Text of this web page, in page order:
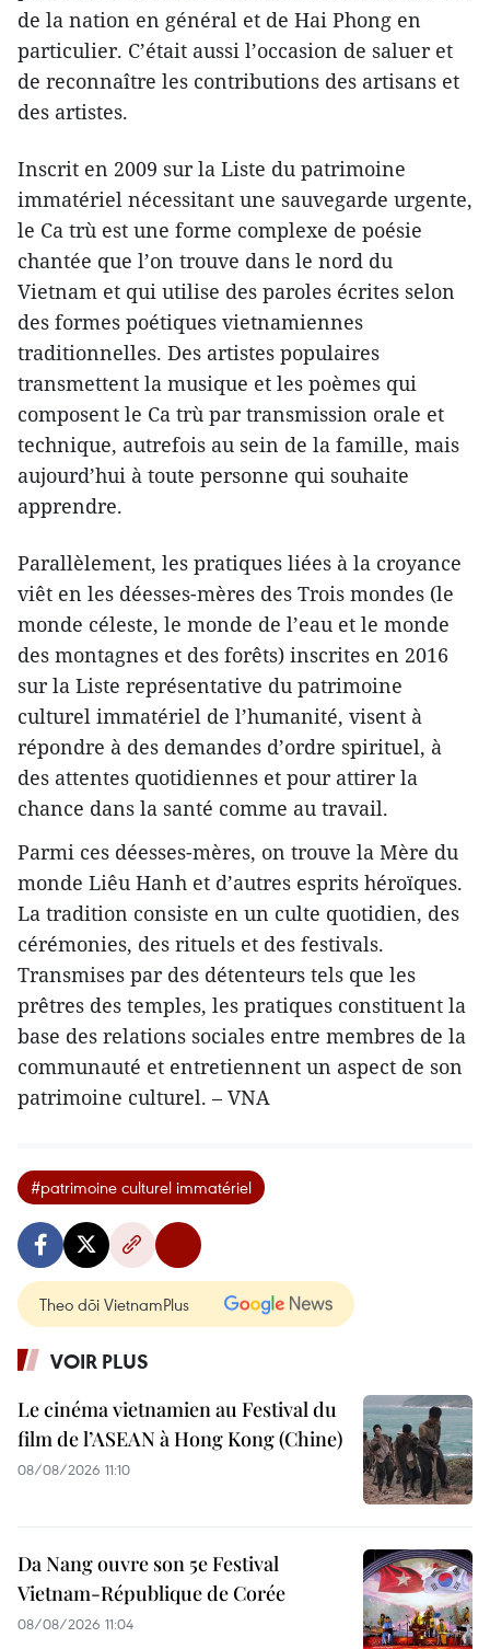
de la nation en général et de Hai Phong en
particulier. C’était aussi l’occasion de saluer et
de reconnaître les contributions des artisans et
des artistes.
Inscrit en 2009 sur la Liste du patrimoine
immatériel nécessitant une sauvegarde urgente,
le Ca trù est une forme complexe de poésie
chantée que l’on trouve dans le nord du
Vietnam et qui utilise des paroles écrites selon
des formes poétiques vietnamiennes
traditionnelles. Des artistes populaires
transmettent la musique et les poèmes qui
composent le Ca trù par transmission orale et
technique, autrefois au sein de la famille, mais
aujourd’hui à toute personne qui souhaite
apprendre.
Parallèlement, les pratiques liées à la croyance
viêt en les déesses-mères des Trois mondes (le
monde céleste, le monde de l’eau et le monde
des montagnes et des forêts) inscrites en 2016
sur la Liste représentative du patrimoine
culturel immatériel de l’humanité, visent à
répondre à des demandes d’ordre spirituel, à
des attentes quotidiennes et pour attirer la
chance dans la santé comme au travail.
Parmi ces déesses-mères, on trouve la Mère du
monde Liêu Hanh et d’autres esprits héroïques.
La tradition consiste en un culte quotidien, des
cérémonies, des rituels et des festivals.
Transmises par des détenteurs tels que les
prêtres des temples, les pratiques constituent la
base des relations sociales entre membres de la
communauté et entretiennent un aspect de son
patrimoine culturel. – VNA
#patrimoine culturel immatériel
Theo dõi VietnamPlus
VOIR PLUS
Le cinéma vietnamien au Festival du
film de l’ASEAN à Hong Kong (Chine)
08/08/2026 11:10
Da Nang ouvre son 5e Festival
Vietnam-République de Corée
08/08/2026 11:04